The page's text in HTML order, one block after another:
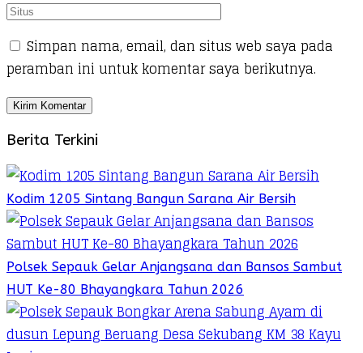
Simpan nama, email, dan situs web saya pada
peramban ini untuk komentar saya berikutnya.
Berita Terkini
Kodim 1205 Sintang Bangun Sarana Air Bersih
Polsek Sepauk Gelar Anjangsana dan Bansos Sambut
HUT Ke-80 Bhayangkara Tahun 2026